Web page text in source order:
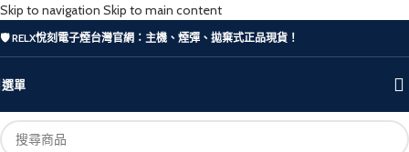
Skip to navigation Skip to main content
🛡️ RELX悅刻電子煙台灣官網：主機、煙彈、拋棄式正品現貨！
選單